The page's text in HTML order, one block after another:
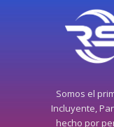
Somos el
Incluyente,
hecho por